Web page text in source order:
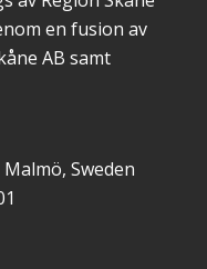
en fusion av
AB samt
Sweden